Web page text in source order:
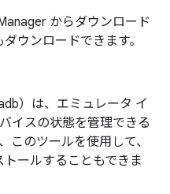
からダウンロード
ダウンロードできます。
）は、エミュレータ イ
イスの状態を管理できる
このツールを使用して、
ールすることもできま